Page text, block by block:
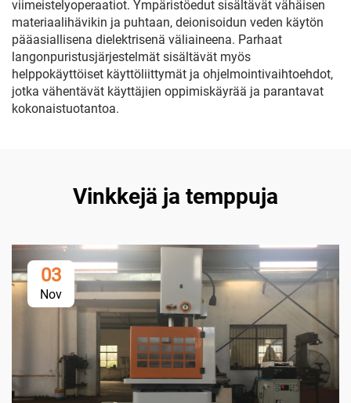
viimeistelyoperaatiot. Ympäristöedut sisältävät vähäisen
materiaalihävikin ja puhtaan, deionisoidun veden käytön
pääasiallisena dielektrisenä väliaineena. Parhaat
langonpuristusjärjestelmät sisältävät myös
helppokäyttöiset käyttöliittymät ja ohjelmointivaihtoehdot,
jotka vähentävät käyttäjien oppimiskäyrää ja parantavat
kokonaistuotantoa.
Vinkkejä ja temppuja
03
Nov